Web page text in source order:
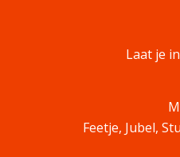
Laat je
Feetje, Jubel,